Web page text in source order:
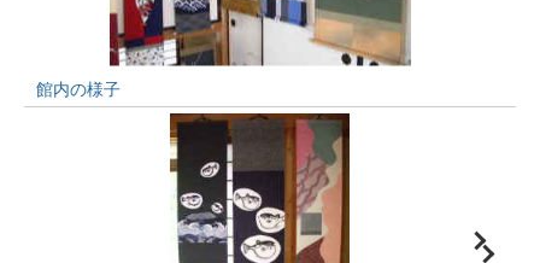
館内の様子